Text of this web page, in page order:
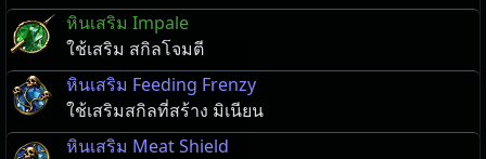
หินเสริม Impale
ใช้เสริม สกิลโจมตี
หินเสริม Feeding Frenzy
ใช้เสริมสกิลที่สร้าง มิเนียน
หินเสริม Meat Shield